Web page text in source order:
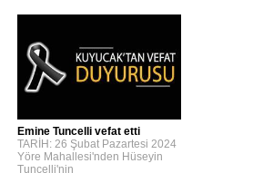
Emine Tuncelli vefat etti
TARİH: 26 Şubat Pazartesi 2024
Yöre Mahallesi'nden Hüseyin
Tuncelli'nin